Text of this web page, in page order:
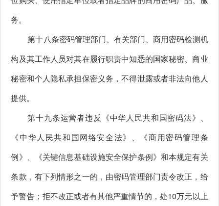
务。
第十八条密码管理部门、有关部门、商用密码检测机
构及其工作人员对其在履行职责中知悉的国家秘密、商业
秘密和个人隐私承担保密义务，不得泄露或者非法向他人
提供。
第十九条运营者违反《中华人民共和国密码法》、
《中华人民共和国网络安全法》、《商用密码管理条
例》、《关键信息基础设施安全保护条例》和本规定有关
条款，有下列情形之一的，由密码管理部门责令改正，给
予警告；拒不改正或者有其他严重情节的，处10万元以上